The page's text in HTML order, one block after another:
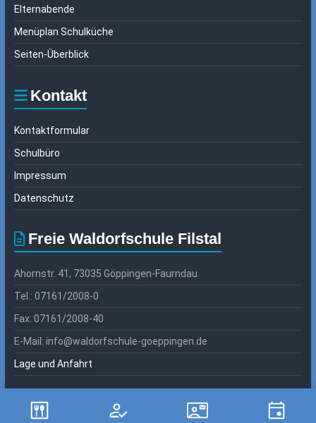
Elternabende
Menüplan Schulküche
Seiten-Überblick
Kontakt
Kontaktformular
Schulbüro
Impressum
Datenschutz
Freie Waldorfschule Filstal
Ahornstr. 41, 73035 Göppingen-Faurndau
Tel.: 07161/2008-0
Fax: 07161/2008-40
E-Mail: info@waldorfschule-goeppingen.de
Lage und Anfahrt
Copyright © 2026 Freie Waldorfschule Filstal. Alle Rechte vorbehalten.